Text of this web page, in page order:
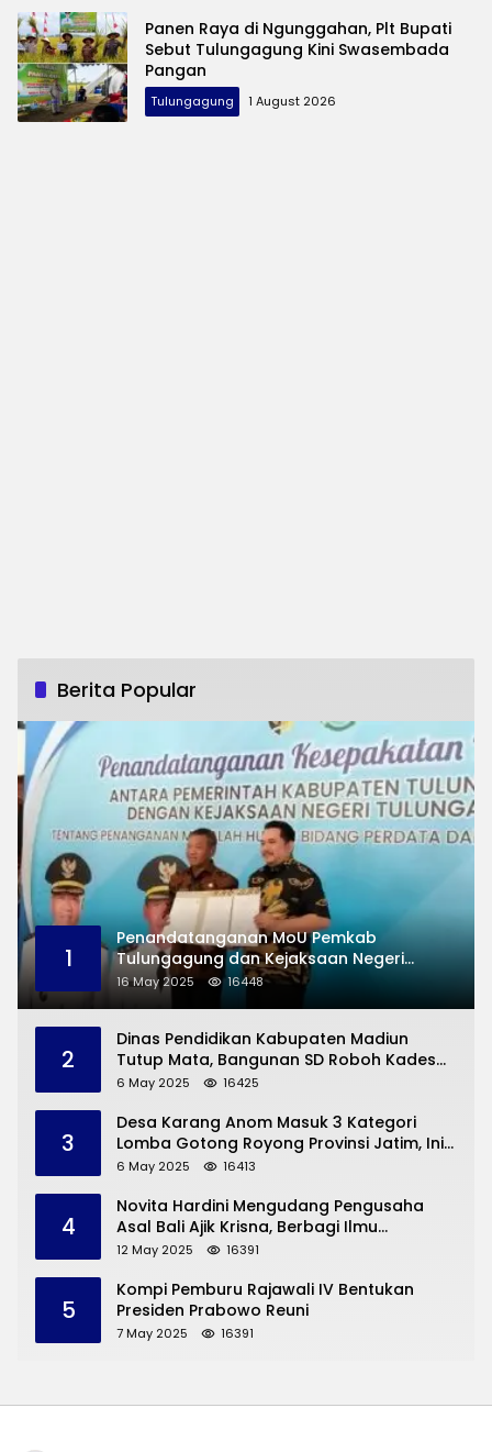
Panen Raya di Ngunggahan, Plt Bupati
Sebut Tulungagung Kini Swasembada
Pangan
Tulungagung 1 August 2026
Berita Popular
1
Penandatanganan MoU Pemkab
Tulungagung dan Kejaksaan Negeri
Permasalahan Hukum
16 May 2025 16448
2
Dinas Pendidikan Kabupaten Madiun
Tutup Mata, Bangunan SD Roboh Kades
Dermorejo Bangun Pakai Dana Pribadi
6 May 2025 16425
3
Desa Karang Anom Masuk 3 Kategori
Lomba Gotong Royong Provinsi Jatim, Ini
yang Disampaikan Sekda Trenggalek
6 May 2025 16413
4
Novita Hardini Mengudang Pengusaha
Asal Bali Ajik Krisna, Berbagi Ilmu
Pengembangan Pariwisata dan UMKM
12 May 2025 16391
5
Kompi Pemburu Rajawali IV Bentukan
Presiden Prabowo Reuni
7 May 2025 16391